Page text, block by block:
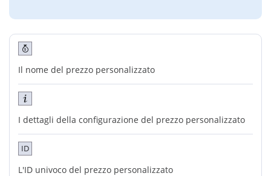
Il nome del prezzo personalizzato
I dettagli della configurazione del prezzo personalizzato
ID
L'ID univoco del prezzo personalizzato